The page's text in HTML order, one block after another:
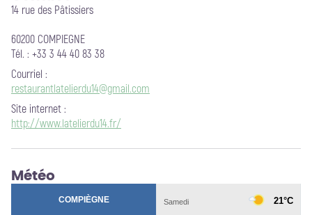
14 rue des Pâtissiers
60200 COMPIEGNE
Tél. : +33 3 44 40 83 38
Courriel :
restaurantlatelierdu14@gmail.com
Site internet :
http://www.latelierdu14.fr/
Météo